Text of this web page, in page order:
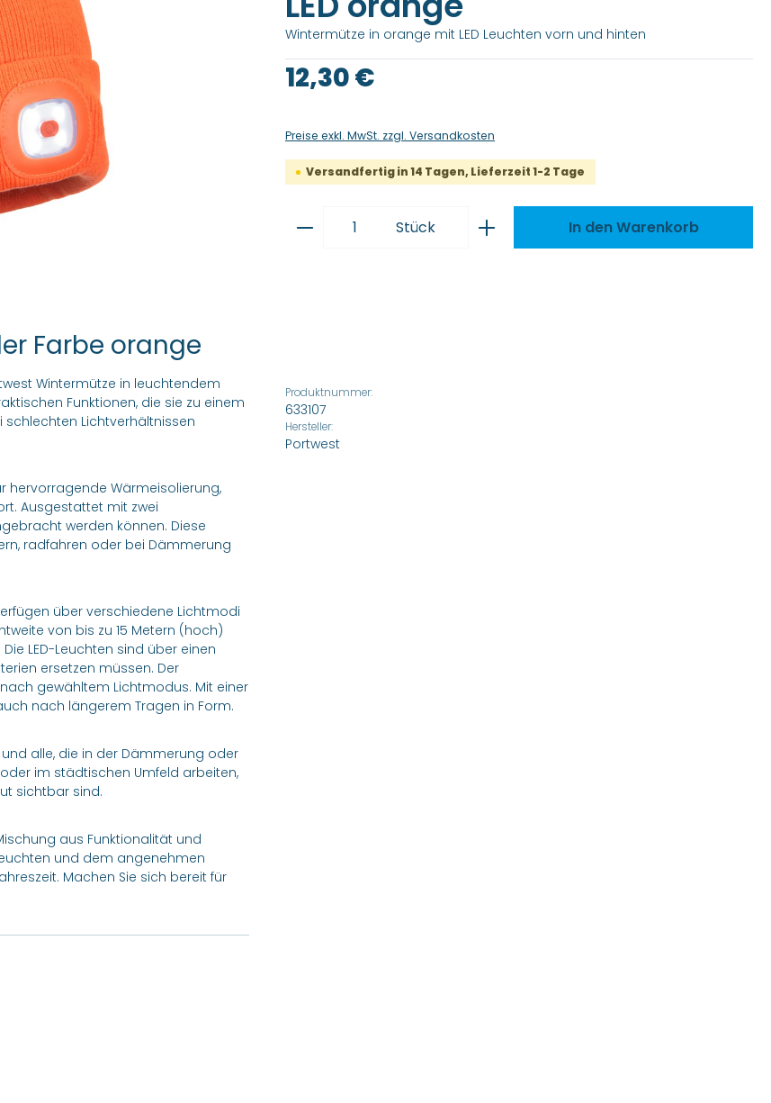
Wintermütze in orange mit LED Leuchten vorn und hinten
Regulärer Preis:
12,30 €
Preise exkl. MwSt. zzgl. Versandkosten
Versandfertig in 14 Tagen, Lieferzeit 1-2 Tage
Produkt Anzahl: Gib den gewünschten
Stück In den Warenkorb
Produktnummer:
633107
Hersteller:
Portwest
Farbe orange
Wintermütze in leuchtendem
Funktionen, die sie zu einem
Lichtverhältnissen
hervorragende Wärmeisolierung,
Ausgestattet mit zwei
werden können. Diese
radfahren oder bei Dämmerung
über verschiedene Lichtmodi
von bis zu 15 Metern (hoch)
LED-Leuchten sind über einen
ersetzen müssen. Der
gewähltem Lichtmodus. Mit einer
nach längerem Tragen in Form.
und alle, die in der Dämmerung oder
im städtischen Umfeld arbeiten,
sichtbar sind.
aus Funktionalität und
und dem angenehmen
Machen Sie sich bereit für